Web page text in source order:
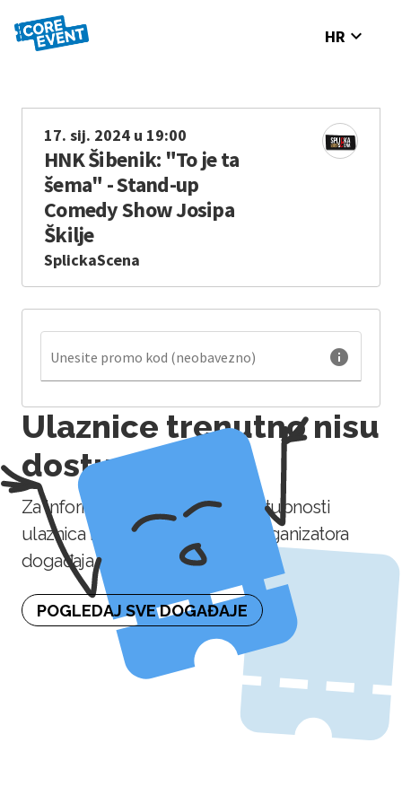
HR expand_more
17. sij. 2024 u 19:00
HNK Šibenik: "To je ta
šema" - Stand-up
Comedy Show Josipa
Škilje
SplickaScena
Unesite promo kod (neobavezno) info
Ulaznice trenutno nisu
dostupne
Za informaciju o naknadnoj dostupnosti
ulaznica molimo kontaktirajte organizatora
događaja.
POGLEDAJ SVE DOGAĐAJE